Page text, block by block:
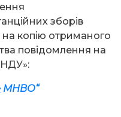
зборів
копію отриманого
повідомлення на
МНВО“